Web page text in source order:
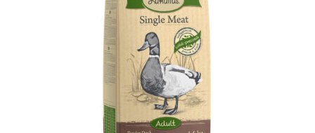
Granule pro kočky
Hill’s pro kočky — Veterinární a prémiová výživa